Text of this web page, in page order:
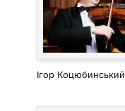
Ігор Коцюбинський